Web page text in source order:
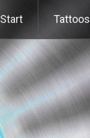
Start Tattoos